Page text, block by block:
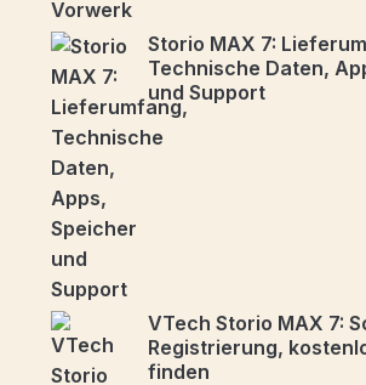
Storio MAX 7:
Technische Daten,
und Support
VTech Storio MAX 7:
Registrierung,
finden